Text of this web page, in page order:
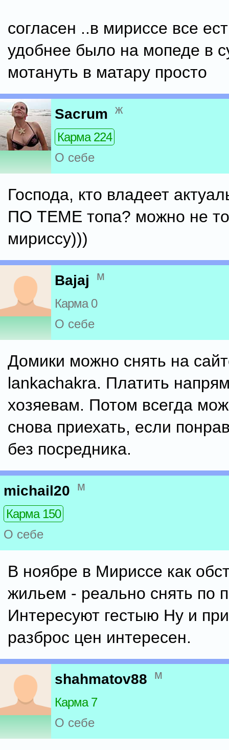
согласен ..в мириссе все
удобнее было на мопеде в
мотануть в матару просто
Sacrum ж
Карма 224
О себе
Господа, кто владеет
ПО ТЕМЕ топа? можно не
мириссу)))
Bajaj м
Карма 0
О себе
Домики можно снять на
lankachakra. Платить
хозяевам. Потом всегда
снова приехать, если
без посредника.
michail20 м
Карма 150
О себе
В ноябре в Мириссе как
жильем - реально снять по
Интересуют гестыю Ну и
разброс цен интересен.
shahmatov88 м
Карма 7
О себе